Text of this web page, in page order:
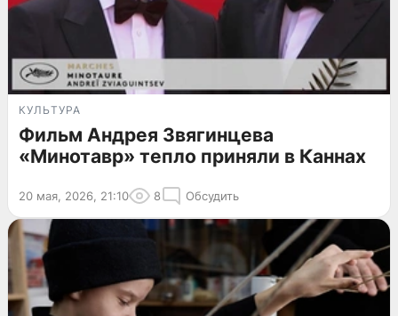
КУЛЬТУРА
Фильм Андрея Звягинцева
«Минотавр» тепло приняли в Каннах
20 мая, 2026, 21:10 8 Обсудить